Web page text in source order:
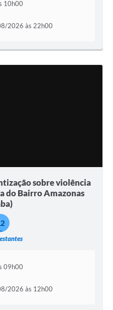
10h00
2026 às 22h00
sobre violência
do Bairro Amazonas
09h00
2026 às 12h00